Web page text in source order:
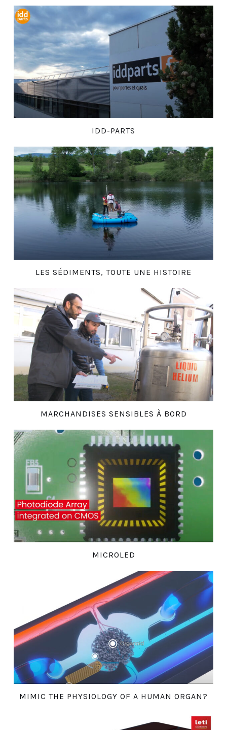
IDD-PARTS
LES SÉDIMENTS, TOUTE UNE HISTOIRE
MARCHANDISES SENSIBLES À BORD
MICROLED
MIMIC THE PHYSIOLOGY OF A HUMAN ORGAN?